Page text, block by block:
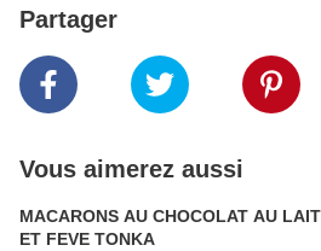
Partager
Vous aimerez aussi
MACARONS AU CHOCOLAT AU LAIT
ET FEVE TONKA